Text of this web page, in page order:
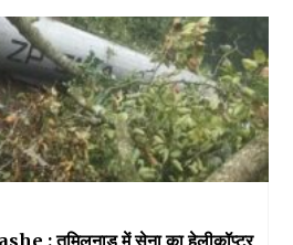
: तमिलनाडु में सेना का हेलीकॉप्टर